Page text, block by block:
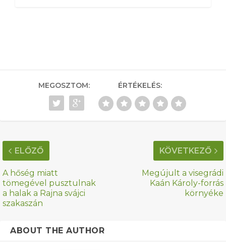
MEGOSZTOM: ÉRTÉKELÉS:
ELŐZŐ
A hőség miatt
tömegével pusztulnak
a halak a Rajna svájci
szakaszán
KÖVETKEZŐ
Megújult a visegrádi
Kaán Károly-forrás
környéke
ABOUT THE AUTHOR